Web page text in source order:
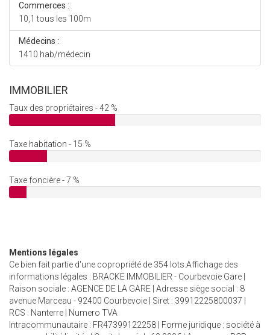
Commerces :
10,1 tous les 100m
Médecins :
1410 hab/médecin
IMMOBILIER
Taux des propriétaires - 42 %
Taxe habitation - 15 %
Taxe foncière - 7 %
Mentions légales
Ce bien fait partie d'une copropriété de 354 lots.Affichage des
informations légales : BRACKE IMMOBILIER - Courbevoie Gare |
Raison sociale : AGENCE DE LA GARE | Adresse siège social : 8
avenue Marceau - 92400 Courbevoie | Siret : 39912225800037 |
RCS : Nanterre | Numero TVA
Intracommunautaire : FR47399122258 | Forme juridique : société à